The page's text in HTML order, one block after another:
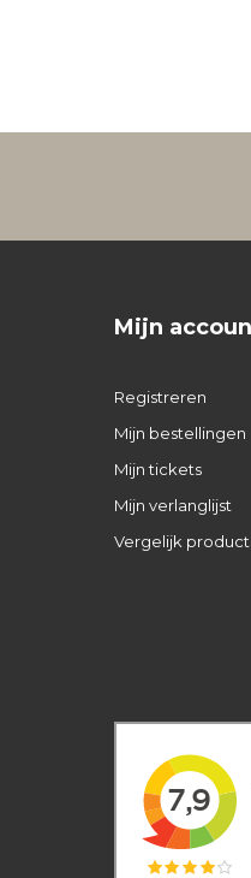
Mijn
Registreren
Mijn bestellingen
Mijn tickets
Mijn verlanglijst
Vergelijk